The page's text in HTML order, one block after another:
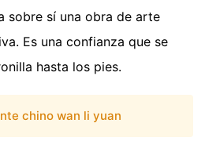
sobre sí una obra de arte
Es una confianza que se
hasta los pies.
chino wan li yuan